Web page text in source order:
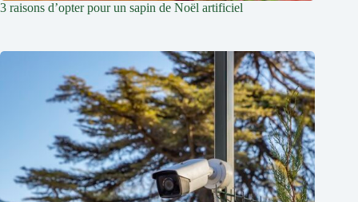
3 raisons d’opter pour un sapin de Noël artificiel